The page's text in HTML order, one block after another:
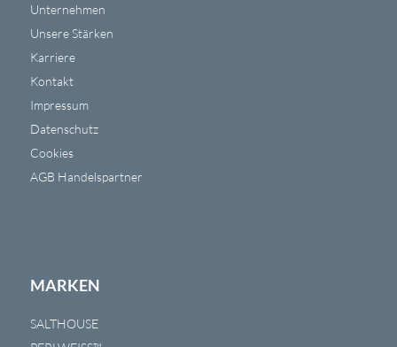
Unternehmen
Unsere Stärken
Karriere
Kontakt
Impressum
Datenschutz
Cookies
AGB Handelspartner
MARKEN
SALTHOUSE